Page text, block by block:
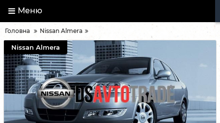
Меню
Головна Nissan Almera
Nissan Almera